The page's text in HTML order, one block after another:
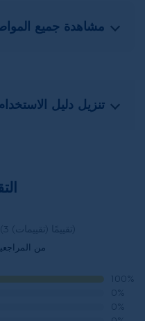
مشاهدة جميع
تنزيل دليل
100% من